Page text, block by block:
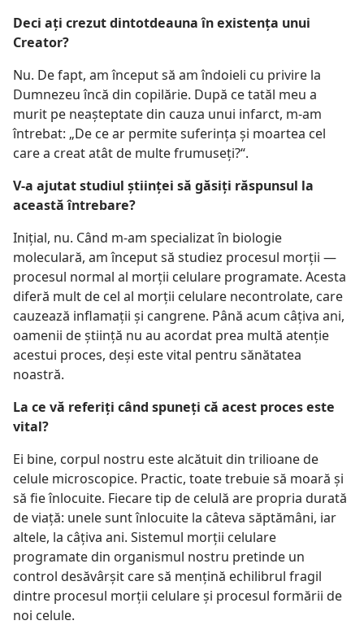
Deci aţi crezut dintotdeauna în existenţa unui
Creator?
Nu. De fapt, am început să am îndoieli cu privire la
Dumnezeu încă din copilărie. După ce tatăl meu a
murit pe neaşteptate din cauza unui infarct, m-am
întrebat: „De ce ar permite suferinţa şi moartea cel
care a creat atât de multe frumuseţi?“.
V-a ajutat studiul ştiinţei să găsiţi răspunsul la
această întrebare?
Iniţial, nu. Când m-am specializat în biologie
moleculară, am început să studiez procesul morţii —
procesul normal al morţii celulare programate. Acesta
diferă mult de cel al morţii celulare necontrolate, care
cauzează inflamaţii şi cangrene. Până acum câţiva ani,
oamenii de ştiinţă nu au acordat prea multă atenţie
acestui proces, deşi este vital pentru sănătatea
noastră.
La ce vă referiţi când spuneţi că acest proces este
vital?
Ei bine, corpul nostru este alcătuit din trilioane de
celule microscopice. Practic, toate trebuie să moară şi
să fie înlocuite. Fiecare tip de celulă are propria durată
de viaţă: unele sunt înlocuite la câteva săptămâni, iar
altele, la câţiva ani. Sistemul morţii celulare
programate din organismul nostru pretinde un
control desăvârşit care să menţină echilibrul fragil
dintre procesul morţii celulare şi procesul formării de
noi celule.